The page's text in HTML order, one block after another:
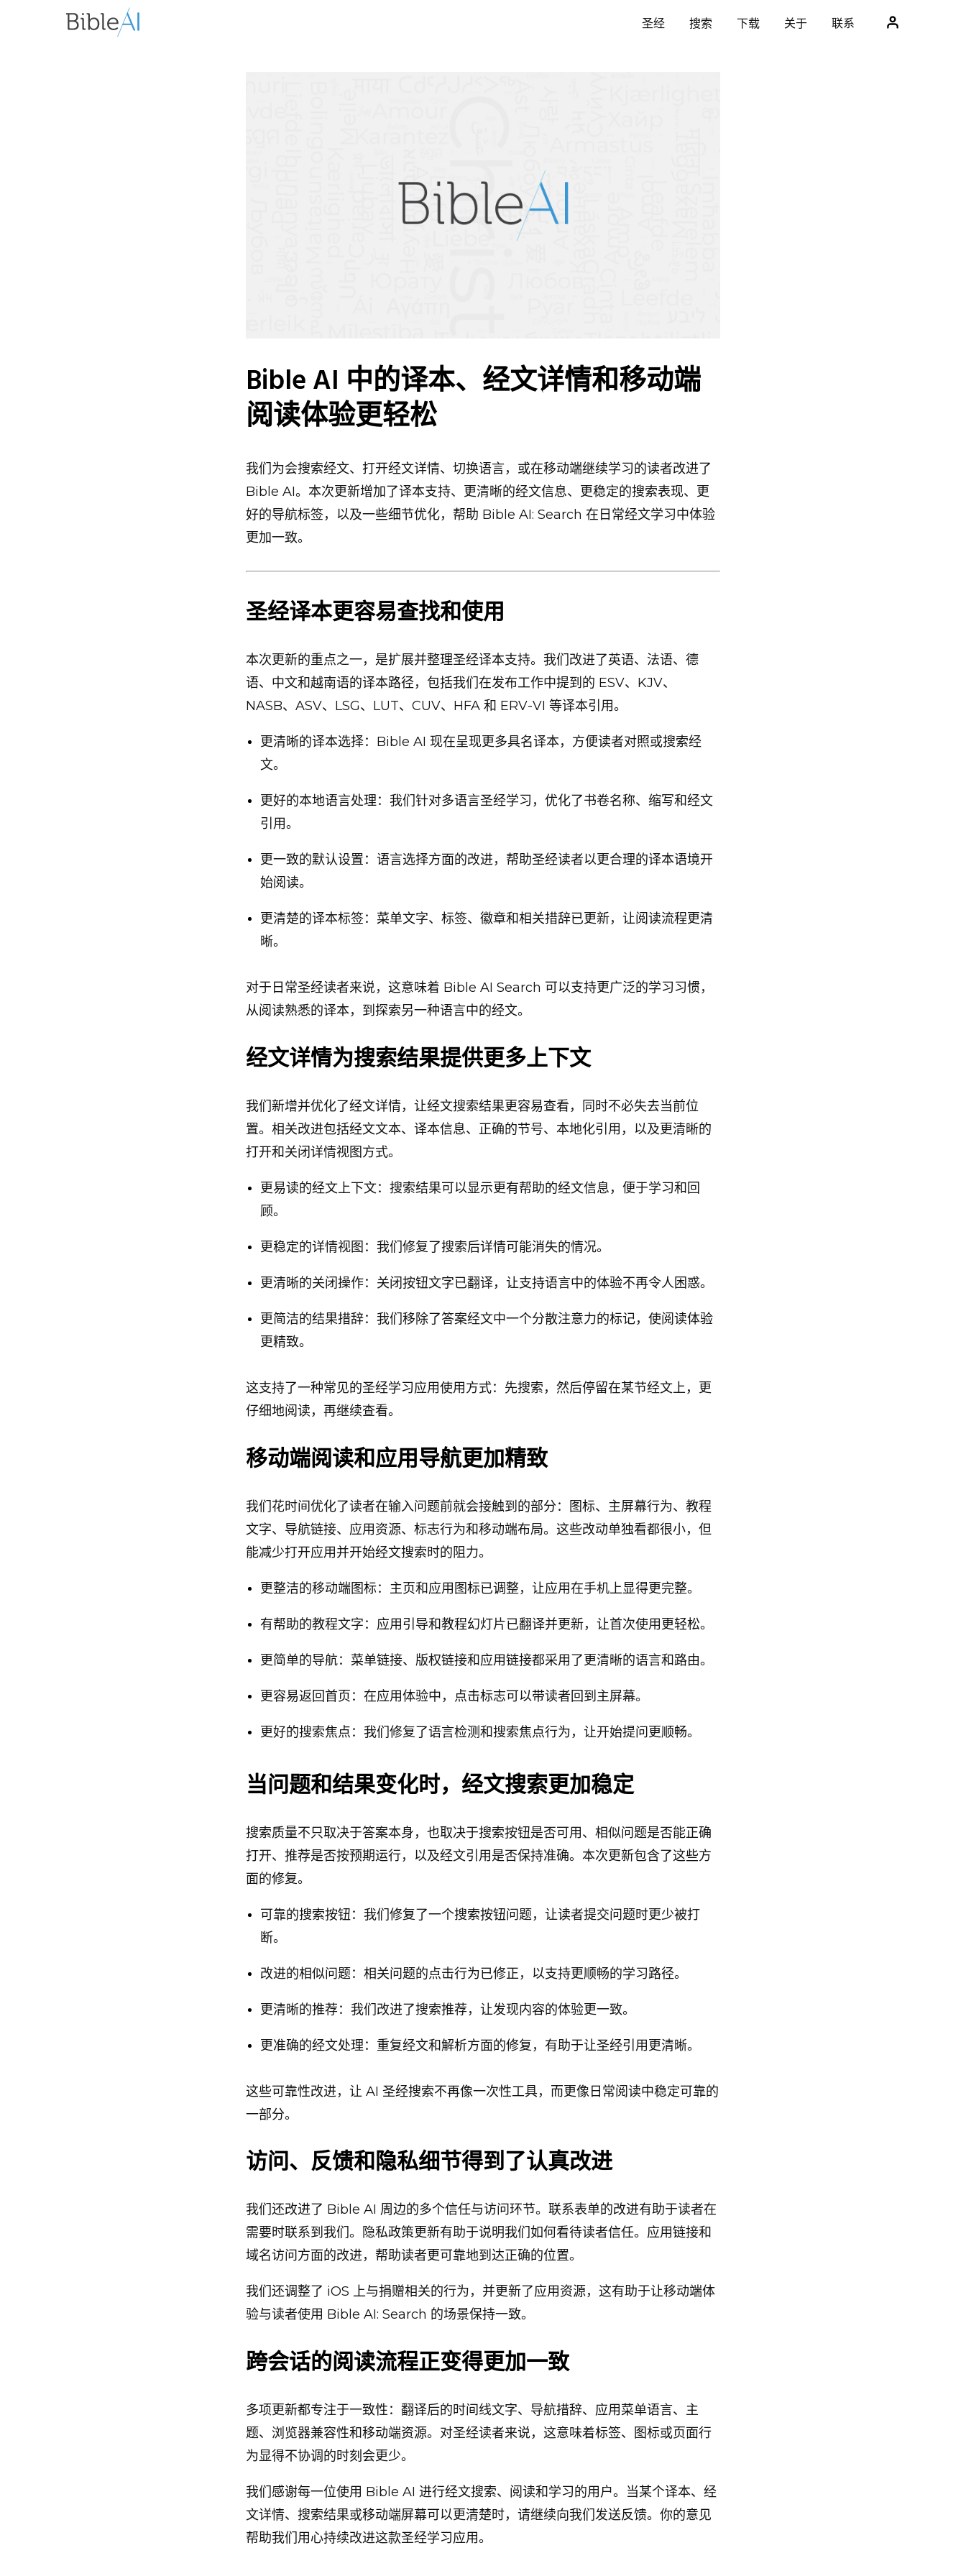
圣经 搜索 下载 关于 联系
Bible AI 中的译本、经文详情和移动端
阅读体验更轻松
我们为会搜索经文、打开经文详情、切换语言，或在移动端继续学习的读者改进了
Bible AI。本次更新增加了译本支持、更清晰的经文信息、更稳定的搜索表现、更
好的导航标签，以及一些细节优化，帮助 Bible AI: Search 在日常经文学习中体验
更加一致。
圣经译本更容易查找和使用
本次更新的重点之一，是扩展并整理圣经译本支持。我们改进了英语、法语、德
语、中文和越南语的译本路径，包括我们在发布工作中提到的 ESV、KJV、
NASB、ASV、LSG、LUT、CUV、HFA 和 ERV-VI 等译本引用。
更清晰的译本选择：Bible AI 现在呈现更多具名译本，方便读者对照或搜索经
文。
更好的本地语言处理：我们针对多语言圣经学习，优化了书卷名称、缩写和经文
引用。
更一致的默认设置：语言选择方面的改进，帮助圣经读者以更合理的译本语境开
始阅读。
更清楚的译本标签：菜单文字、标签、徽章和相关措辞已更新，让阅读流程更清
晰。
对于日常圣经读者来说，这意味着 Bible AI Search 可以支持更广泛的学习习惯，
从阅读熟悉的译本，到探索另一种语言中的经文。
经文详情为搜索结果提供更多上下文
我们新增并优化了经文详情，让经文搜索结果更容易查看，同时不必失去当前位
置。相关改进包括经文文本、译本信息、正确的节号、本地化引用，以及更清晰的
打开和关闭详情视图方式。
更易读的经文上下文：搜索结果可以显示更有帮助的经文信息，便于学习和回
顾。
更稳定的详情视图：我们修复了搜索后详情可能消失的情况。
更清晰的关闭操作：关闭按钮文字已翻译，让支持语言中的体验不再令人困惑。
更简洁的结果措辞：我们移除了答案经文中一个分散注意力的标记，使阅读体验
更精致。
这支持了一种常见的圣经学习应用使用方式：先搜索，然后停留在某节经文上，更
仔细地阅读，再继续查看。
移动端阅读和应用导航更加精致
我们花时间优化了读者在输入问题前就会接触到的部分：图标、主屏幕行为、教程
文字、导航链接、应用资源、标志行为和移动端布局。这些改动单独看都很小，但
能减少打开应用并开始经文搜索时的阻力。
更整洁的移动端图标：主页和应用图标已调整，让应用在手机上显得更完整。
有帮助的教程文字：应用引导和教程幻灯片已翻译并更新，让首次使用更轻松。
更简单的导航：菜单链接、版权链接和应用链接都采用了更清晰的语言和路由。
更容易返回首页：在应用体验中，点击标志可以带读者回到主屏幕。
更好的搜索焦点：我们修复了语言检测和搜索焦点行为，让开始提问更顺畅。
当问题和结果变化时，经文搜索更加稳定
搜索质量不只取决于答案本身，也取决于搜索按钮是否可用、相似问题是否能正确
打开、推荐是否按预期运行，以及经文引用是否保持准确。本次更新包含了这些方
面的修复。
可靠的搜索按钮：我们修复了一个搜索按钮问题，让读者提交问题时更少被打
断。
改进的相似问题：相关问题的点击行为已修正，以支持更顺畅的学习路径。
更清晰的推荐：我们改进了搜索推荐，让发现内容的体验更一致。
更准确的经文处理：重复经文和解析方面的修复，有助于让圣经引用更清晰。
这些可靠性改进，让 AI 圣经搜索不再像一次性工具，而更像日常阅读中稳定可靠的
一部分。
访问、反馈和隐私细节得到了认真改进
我们还改进了 Bible AI 周边的多个信任与访问环节。联系表单的改进有助于读者在
需要时联系到我们。隐私政策更新有助于说明我们如何看待读者信任。应用链接和
域名访问方面的改进，帮助读者更可靠地到达正确的位置。
我们还调整了 iOS 上与捐赠相关的行为，并更新了应用资源，这有助于让移动端体
验与读者使用 Bible AI: Search 的场景保持一致。
跨会话的阅读流程正变得更加一致
多项更新都专注于一致性：翻译后的时间线文字、导航措辞、应用菜单语言、主
题、浏览器兼容性和移动端资源。对圣经读者来说，这意味着标签、图标或页面行
为显得不协调的时刻会更少。
我们感谢每一位使用 Bible AI 进行经文搜索、阅读和学习的用户。当某个译本、经
文详情、搜索结果或移动端屏幕可以更清楚时，请继续向我们发送反馈。你的意见
帮助我们用心持续改进这款圣经学习应用。